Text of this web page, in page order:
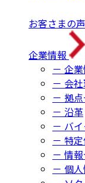
お客さまの声
企業情報
－ 企
－ 会
－ 拠
－ 沿革
－ バ
－ 特
－ 情
－ 個